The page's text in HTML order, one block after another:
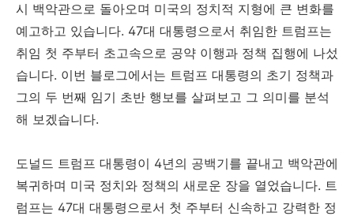
시 백악관으로 돌아오며 미국의 정치적 지형에 큰 변화를
예고하고 있습니다. 47대 대통령으로서 취임한 트럼프는
취임 첫 주부터 초고속으로 공약 이행과 정책 집행에 나섰
습니다. 이번 블로그에서는 트럼프 대통령의 초기 정책과
그의 두 번째 임기 초반 행보를 살펴보고 그 의미를 분석
해 보겠습니다.
도널드 트럼프 대통령이 4년의 공백기를 끝내고 백악관에
복귀하며 미국 정치와 정책의 새로운 장을 열었습니다. 트
럼프는 47대 대통령으로서 첫 주부터 신속하고 강력한 정